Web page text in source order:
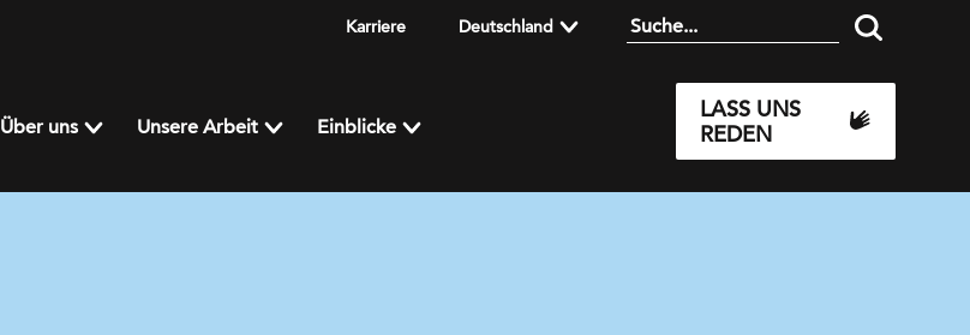
Karriere Deutschland
Über uns Unsere Arbeit Einblicke
LASS UNS
REDEN